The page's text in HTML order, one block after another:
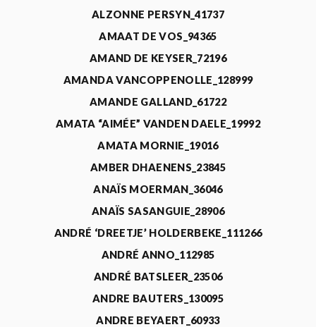
ALZONNE PERSYN_41737
AMAAT DE VOS_94365
AMAND DE KEYSER_72196
AMANDA VANCOPPENOLLE_128999
AMANDE GALLAND_61722
AMATA “AIMÉE” VANDEN DAELE_19992
AMATA MORNIE_19016
AMBER DHAENENS_23845
ANAÏS MOERMAN_36046
ANAÏS SASANGUIE_28906
ANDRÉ ‘DREETJE’ HOLDERBEKE_111266
ANDRÉ ANNO_112985
ANDRÉ BATSLEER_23506
ANDRE BAUTERS_130095
ANDRE BEYAERT_60933